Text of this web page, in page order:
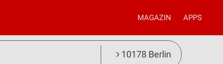
MAGAZIN APPS
10178 Berlin